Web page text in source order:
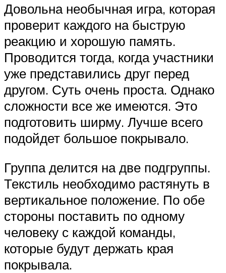
Довольна необычная игра, которая
проверит каждого на быструю
реакцию и хорошую память.
Проводится тогда, когда участники
уже представились друг перед
другом. Суть очень проста. Однако
сложности все же имеются. Это
подготовить ширму. Лучше всего
подойдет большое покрывало.
Группа делится на две подгруппы.
Текстиль необходимо растянуть в
вертикальное положение. По обе
стороны поставить по одному
человеку с каждой команды,
которые будут держать края
покрывала.